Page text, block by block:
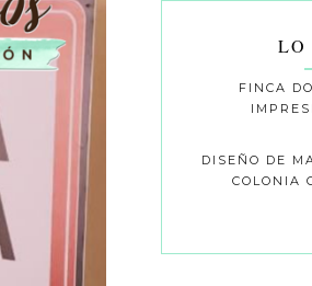
LO
FINCA
DISEÑO DE
COLONIA